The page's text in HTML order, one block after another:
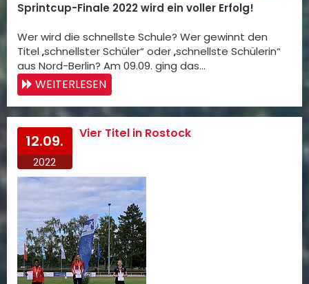
Sprintcup-Finale 2022 wird ein voller Erfolg!
Wer wird die schnellste Schule? Wer gewinnt den
Titel „schnellster Schüler“ oder „schnellste Schülerin“
aus Nord-Berlin? Am 09.09. ging das…
WEITERLESEN
12.09.
2022
Vier Titel in Rostock